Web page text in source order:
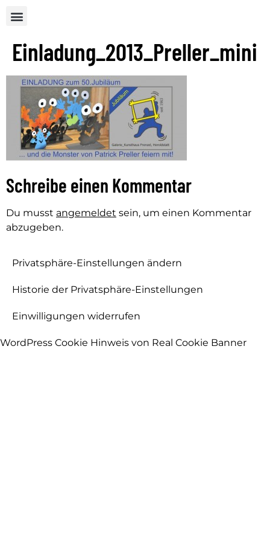
Einladung_2013_Preller_mini
Schreibe einen Kommentar
Du musst angemeldet sein, um einen Kommentar
abzugeben.
Privatsphäre-Einstellungen ändern
Historie der Privatsphäre-Einstellungen
Einwilligungen widerrufen
WordPress Cookie Hinweis von Real Cookie Banner